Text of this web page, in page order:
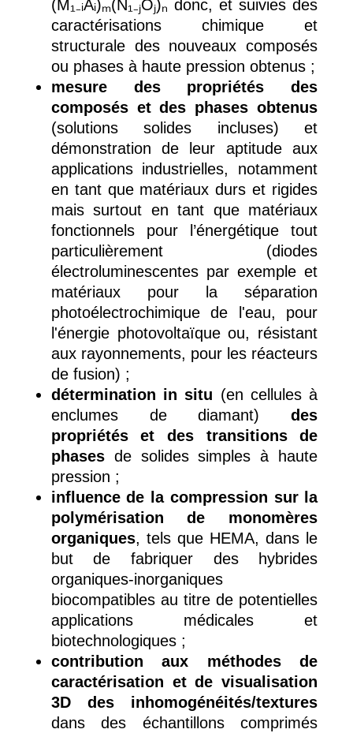
(M₁₋ᵢAᵢ)ₘ(N₁₋ⱼOⱼ)ₙ donc, et suivies des
caractérisations chimique et
structurale des nouveaux composés
ou phases à haute pression obtenus ;
mesure des propriétés des
composés et des phases obtenus
(solutions solides incluses) et
démonstration de leur aptitude aux
applications industrielles, notamment
en tant que matériaux durs et rigides
mais surtout en tant que matériaux
fonctionnels pour l’énergétique tout
particulièrement (diodes
électroluminescentes par exemple et
matériaux pour la séparation
photoélectrochimique de l'eau, pour
l'énergie photovoltaïque ou, résistant
aux rayonnements, pour les réacteurs
de fusion) ;
détermination in situ (en cellules à
enclumes de diamant)des
propriétés et des transitions de
phasesde solides simples à haute
pression ;
influence de la compression sur la
polymérisation de monomères
organiques, tels que HEMA, dans le
but de fabriquer des hybrides
organiques-inorganiques
biocompatibles au titre de potentielles
applications médicales et
biotechnologiques ;
contribution aux méthodes de
caractérisation et de visualisation
3D des inhomogénéités/textures
dans des échantillons comprimés